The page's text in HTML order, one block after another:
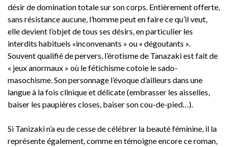
désir de domination totale sur son corps. Entièrement offerte,
sans résistance aucune, l’homme peut en faire ce qu’il veut,
elle devient l’objet de tous ses désirs, en particulier les
interdits habituels «inconvenants » ou « dégoutants ».
Souvent qualifié de pervers, l’érotisme de Tanazaki est fait de
« jeux anormaux » où le fétichisme cotoie le sado-
masochisme. Son personnage l’évoque d’ailleurs dans une
langue à la fois clinique et délicate (embrasser les aisselles,
baiser les paupières closes, baiser son cou-de-pied…).
Si Tanizaki n’a eu de cesse de célébrer la beauté féminine, il la
représente également, comme en témoigne encore ce roman,